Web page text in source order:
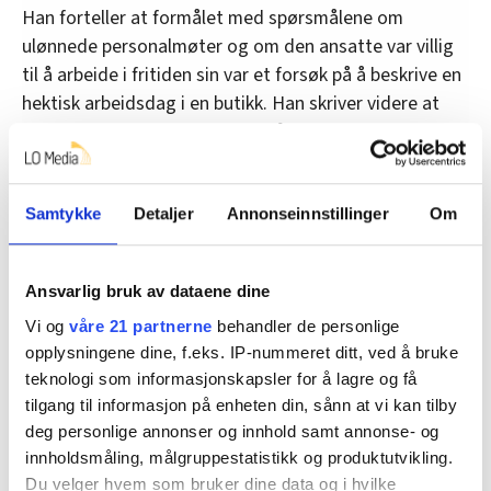
Samtykke Detaljer Annonseinnstillinger Om
Ansvarlig bruk av dataene dine
Vi og våre 21 partnerne behandler de personlige
opplysningene dine, f.eks. IP-nummeret ditt, ved å bruke
teknologi som informasjonskapsler for å lagre og få
tilgang til informasjon på enheten din, sånn at vi kan tilby
deg personlige annonser og innhold samt annonse- og
innholdsmåling, målgruppestatistikk og produktutvikling.
Du velger hvem som bruker dine data og i hvilke
Han forteller at formålet med spørsmålene om
ulønnede personalmøter og om den ansatte var villig
til å arbeide i fritiden sin var et forsøk på å beskrive en
hektisk arbeidsdag i en butikk. Han skriver videre at
Rema 1000 ser at disse spørsmålene var irrelevante.
– Vi skjønner godt at det er et uheldig spørsmål å ha
med, derfor er det allerede bestemt at spørsmålet
Denne artikkelen erover fem år gammel.
lønn Nyheter arbeidskriminalitet